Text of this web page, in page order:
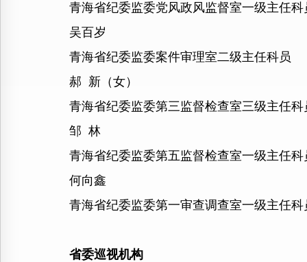
青海省纪委监委党风政风监督室一级主任科
吴百岁
青海省纪委监委案件审理室二级主任科员
郝 新（女）
青海省纪委监委第三监督检查室三级主任科
邹 林
青海省纪委监委第五监督检查室一级主任科
何向鑫
青海省纪委监委第一审查调查室一级主任科
省委巡视机构